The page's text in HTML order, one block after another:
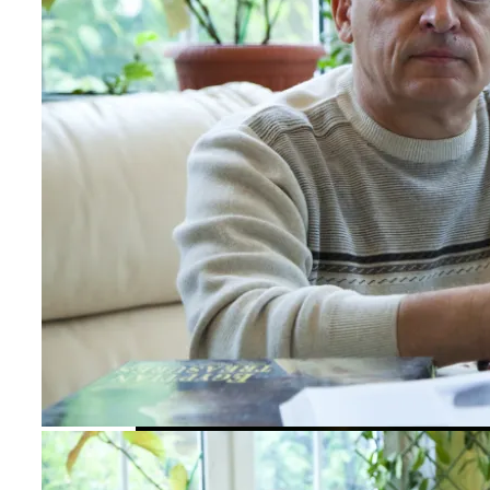
Обновление: Семейства Автомобилей
Mercedes-Benz GLE
Карта Таро Недели: Что Нас Ждет С 11
По 17 Сентября 2023 Года
Почему Тухнет Свеча На Отпевании